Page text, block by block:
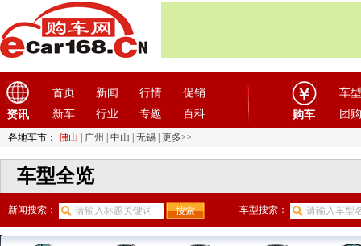
资讯
首页 新闻 行情
促销
新车
行业 专题 百科 购车
车型
团购
各地车市： 佛山 广州 中山 无锡 更多>>
车型全览
新闻搜索： 车型搜索：
E-Pro
奔奔
长安CS15EV
长安CS35
长安CS35 PLUS
长安CS55 PLUS
长安CS55纯电版
长安CS75